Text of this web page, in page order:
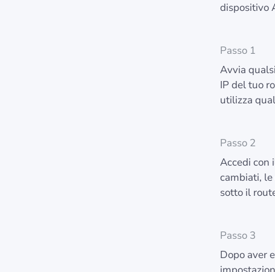
dispositivo
Passo 1
Avvia
IP del tuo
utilizza
Passo 2
Accedi con
cambiati,
sotto il
Passo 3
Dopo aver